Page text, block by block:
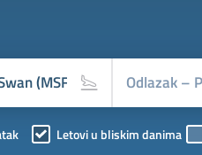
Letovi u bliskim danima